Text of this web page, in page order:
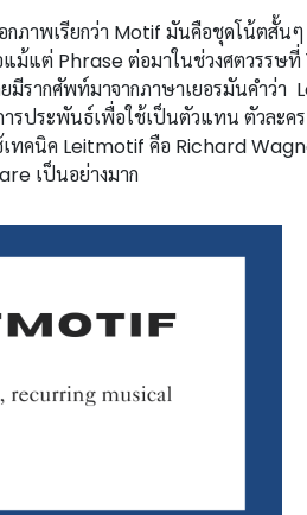
ภาพเรียกว่า Motif มันคือชุดโน้ตสั้น
ม้แต่ Phrase ต่อมาในช่วงศตวรรษที่
ากศัพท์มาจากภาษาเยอรมันคำว่า
ประพันธ์เพื่อใช้เป็นตัวแทน ตัวละค
เทคนิค Leitmotif คือ Richard
เป็นอย่างมาก